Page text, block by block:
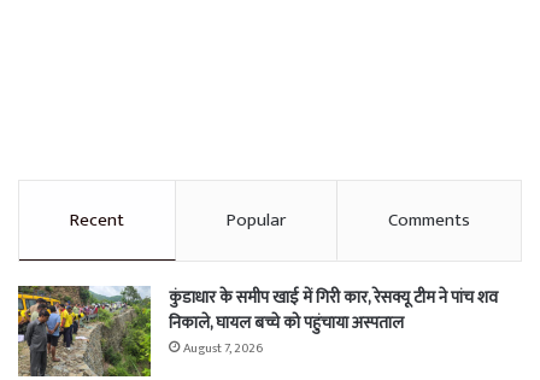
Recent Popular Comments
कुंडाधार के समीप खाई में गिरी कार, रेसक्यू टीम ने पांच शव
निकाले, घायल बच्चे को पहुंचाया अस्पताल
August 7, 2026